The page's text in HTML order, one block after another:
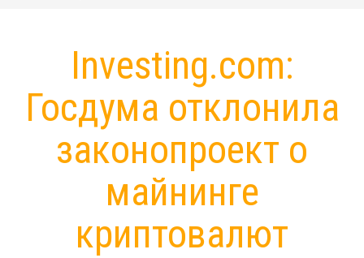
Investing.com:
Госдума отклонила
законопроект о
майнинге
криптовалют